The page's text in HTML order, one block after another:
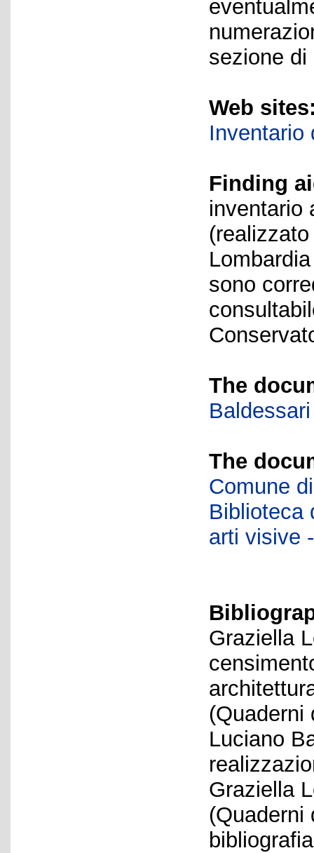
sezione di
Web
Inventario
Finding
inventario
sono
The
The
Comune
Biblioteca
arti visive
Graziella
(Quaderni
Luciano
Graziella
(Quaderni